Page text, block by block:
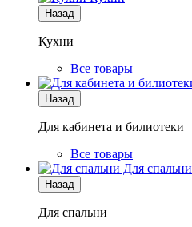
Назад
Кухни
Все товары
Назад
Для кабинета и билиотеки
Все товары
Для спальни
Назад
Для спальни